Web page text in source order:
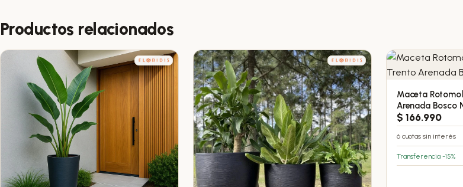
Productos relacionados
Maceta
Arenada Bosco
$ 166.990
6 cuotas sin interés
Transferencia -15%
Este
producto
tiene
múltiples
variantes.